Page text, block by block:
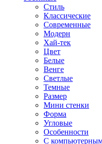
Стиль
Классические
Современные
Модерн
Хай-тек
Цвет
Белые
Венге
Светлые
Темные
Размер
Мини стенки
Форма
Угловые
Особенности
С